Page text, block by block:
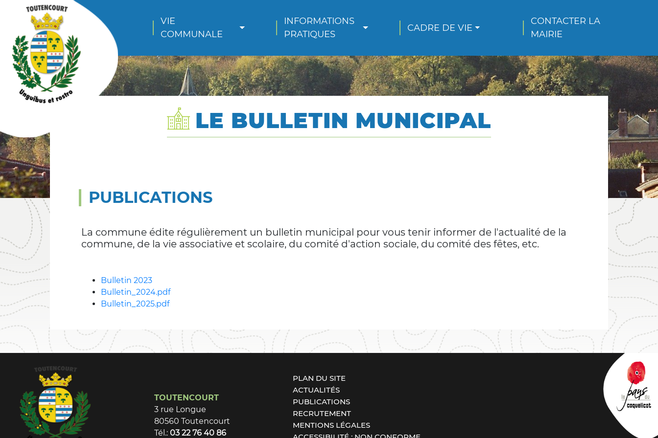
VIE
COMMUNALE
INFORMATIONS
PRATIQUES
CADRE DE VIE
CONTACTER LA
MAIRIE
LE BULLETIN MUNICIPAL
PUBLICATIONS
La commune édite régulièrement un bulletin municipal pour vous tenir informer de l'actualité de la
commune, de la vie associative et scolaire, du comité d'action sociale, du comité des fêtes, etc.
Bulletin 2023
Bulletin_2024.pdf
Bulletin_2025.pdf
TOUTENCOURT
3 rue Longue
80560 Toutencourt
Tél.: 03 22 76 40 86
PLAN DU SITE
ACTUALITÉS
PUBLICATIONS
RECRUTEMENT
MENTIONS LÉGALES